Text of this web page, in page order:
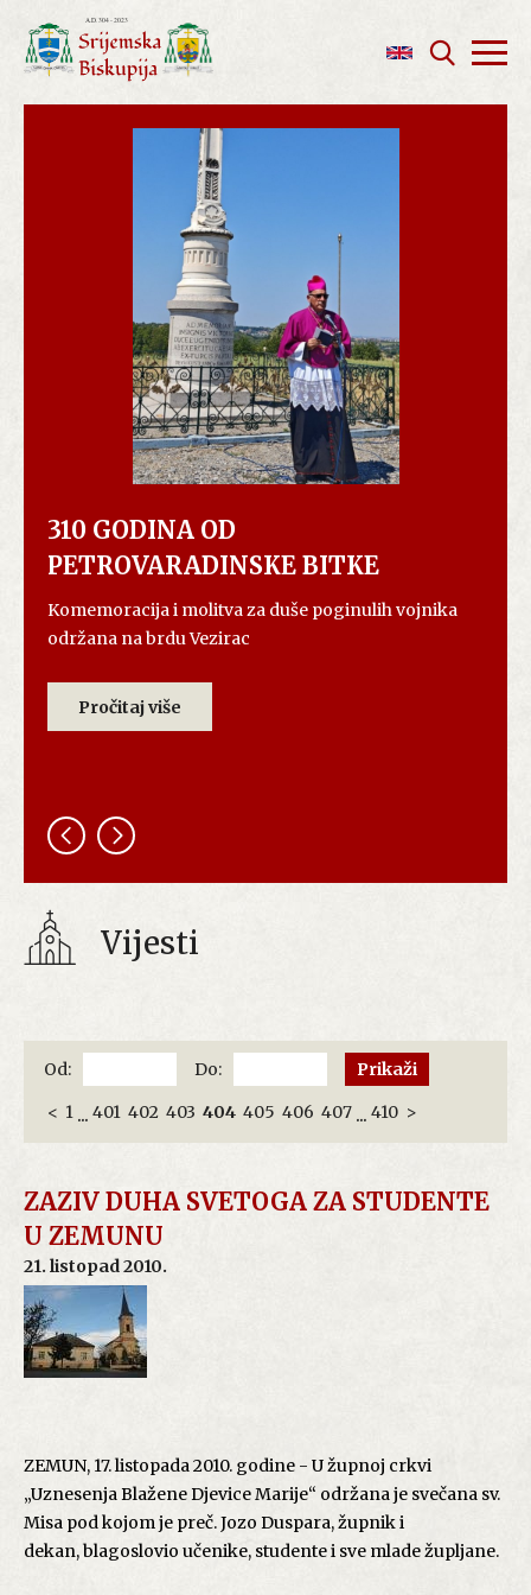
310 GODINA OD
PETROVARADINSKE BITKE
Komemoracija i molitva za duše poginulih vojnika
održana na brdu Vezirac
Pročitaj više
Vijesti
Od:
Do:
< 1 ... 401 402 403 404 405 406 407 ... 410 >
ZAZIV DUHA SVETOGA ZA STUDENTE
U ZEMUNU
21. listopad 2010.
ZEMUN, 17. listopada 2010. godine - U župnoj crkvi
„Uznesenja Blažene Djevice Marije“ održana je svečana sv.
Misa pod kojom je preč. Jozo Duspara, župnik i
dekan, blagoslovio učenike, studente i sve mlade župljane.